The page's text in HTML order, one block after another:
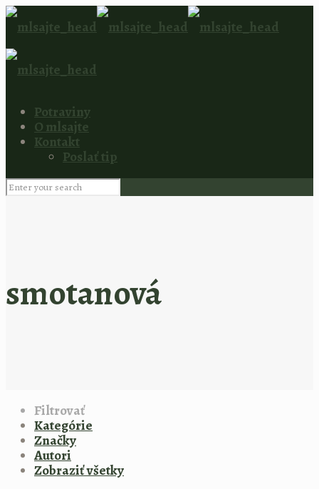
Potraviny
O mlsajte
Kontakt
Poslať tip
smotanová
Filtrovať
Kategórie
Značky
Autori
Zobraziť všetky